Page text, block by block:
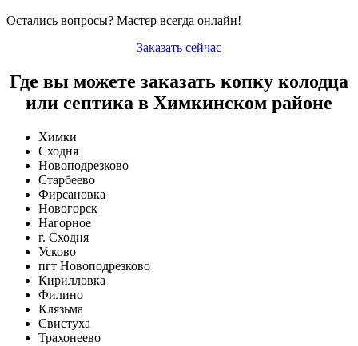
Остались вопросы? Мастер всегда онлайн!
Заказать сейчас
Где вы можете заказать копку колодца
или септика в Химкинском районе
Химки
Сходня
Новоподрезково
Старбеево
Фирсановка
Новогорск
Нагорное
г. Сходня
Усково
пгт Новоподрезково
Кирилловка
Филино
Клязьма
Свистуха
Трахонеево